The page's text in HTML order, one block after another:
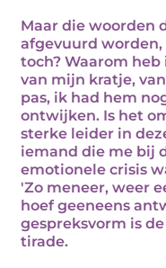
Maar die woorden
afgevuurd worden,
toch? Waarom
van mijn kratje,
pas, ik had hem
ontwijken. Is het
sterke leider in
iemand die me bij
emotionele crisis
'Zo meneer, weer
hoef geeneens
gespreksvorm is
tirade.